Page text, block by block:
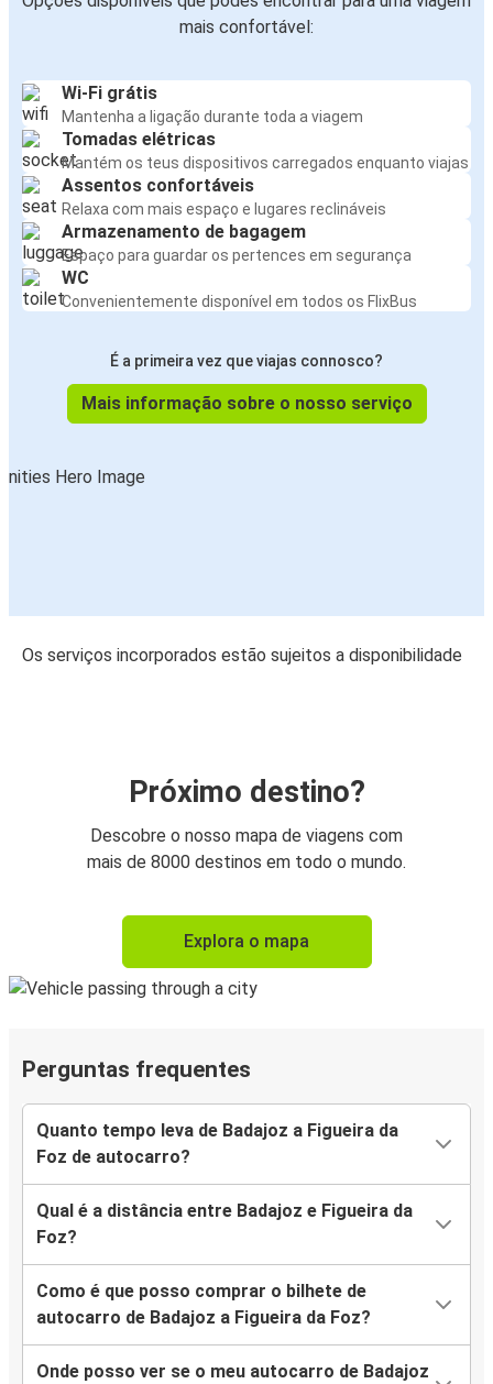
mais confortável:
Wi-Fi grátis
Mantenha a ligação durante toda a viagem
Tomadas elétricas
Mantém os teus dispositivos carregados enquanto viajas
Assentos confortáveis
Relaxa com mais espaço e lugares reclináveis
Armazenamento de bagagem
Espaço para guardar os pertences em segurança
WC
Convenientemente disponível em todos os FlixBus
É a primeira vez que viajas connosco?
Mais informação sobre o nosso serviço
Os serviços incorporados estão sujeitos a disponibilidade
Próximo destino?
Descobre o nosso mapa de viagens com
mais de 8000 destinos em todo o mundo.
Explora o mapa
Perguntas frequentes
Quanto tempo leva de Badajoz a Figueira da
Foz de autocarro?
Qual é a distância entre Badajoz e Figueira da
Foz?
Como é que posso comprar o bilhete de
autocarro de Badajoz a Figueira da Foz?
Onde posso ver se o meu autocarro de Badajoz